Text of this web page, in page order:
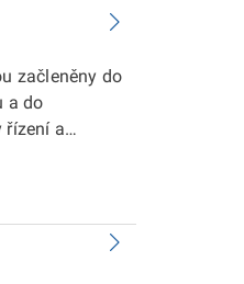
začleněny do
a do
řízení a